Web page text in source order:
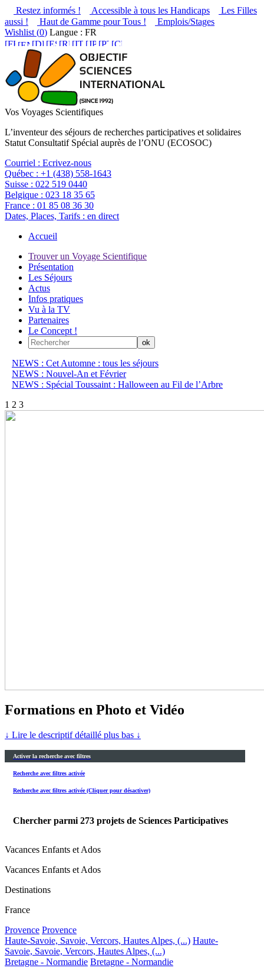
Restez informés ! Accessible à tous les Handicaps
Les Filles
aussi !
Haut de Gamme pour Tous !
Emplois/Stages
Wishlist (0) Langue : FR
Vos Voyages Scientifiques
L’inventeur des séjours de recherches participatives et solidaires
Statut Consultatif Spécial auprès de l’ONU (ECOSOC)
Courriel : Ecrivez-nous
Québec : +1 (438) 558-1643
Suisse : 022 519 0440
Belgique : 023 18 35 65
France : 01 85 08 36 30
Dates, Places, Tarifs : en direct
Accueil
Trouver un Voyage Scientifique
Présentation
Les Séjours
Actus
Infos pratiques
Vu à la TV
Partenaires
Le Concept !
NEWS : Cet Automne : tous les séjours
NEWS : Nouvel-An et Février
NEWS : Spécial Toussaint : Halloween au Fil de l’Arbre
1 2 3
Formations en Photo et Vidéo
↓ Lire le descriptif détaillé plus bas ↓
Activer la recherche avec filtres
Recherche avec filtres activée
Recherche avec filtres activée (Cliquer pour désactiver)
Chercher parmi 273 projets de Sciences Participatives
Vacances Enfants et Ados
Vacances Enfants et Ados
Destinations
France
Provence Provence
Haute-Savoie, Savoie, Vercors, Hautes Alpes, (...) Haute-
Savoie, Savoie, Vercors, Hautes Alpes, (...)
Bretagne - Normandie Bretagne - Normandie